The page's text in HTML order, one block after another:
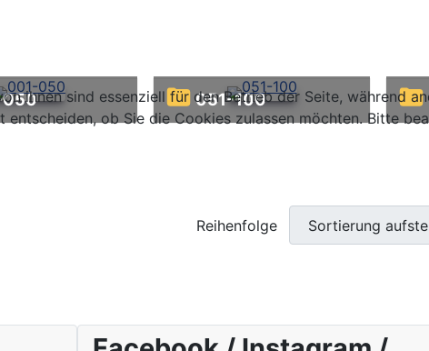
050 051-100
Reihenfolge
ihnen sind essenziell für den Betrieb der Seite, während
ob Sie die Cookies zulassen möchten. Bitte